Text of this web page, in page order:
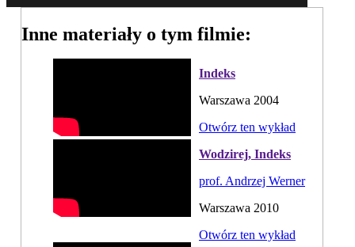
Inne materiały o tym filmie:
Indeks
Warszawa 2004
Otwórz ten wykład
Wodzirej, Indeks
prof. Andrzej Werner
Warszawa 2010
Otwórz ten wykład